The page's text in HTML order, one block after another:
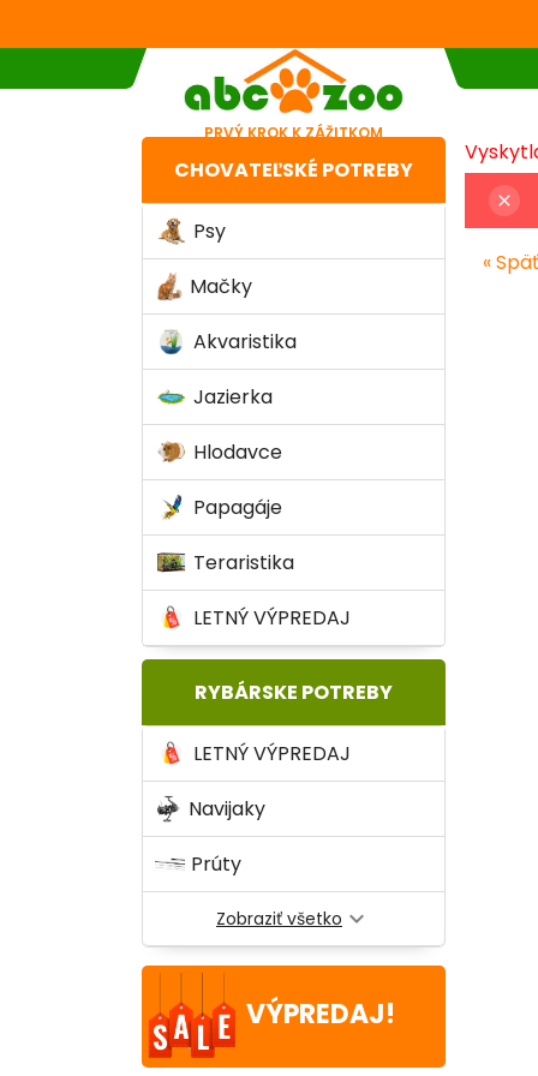
PRVÝ KROK K ZÁŽITKOM
CHOVATEĽSKÉ POTREBY
Psy
Mačky
Akvaristika
Jazierka
Hlodavce
Papagáje
Teraristika
LETNÝ VÝPREDAJ
RYBÁRSKE POTREBY
LETNÝ VÝPREDAJ
Navijaky
Prúty
Zobraziť všetko expand_more
VÝPREDAJ!
close
« Späť